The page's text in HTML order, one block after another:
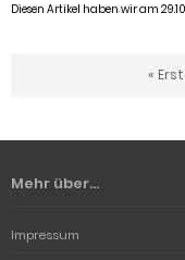
Diesen Artikel haben wir am
«
Mehr über...
Impressum